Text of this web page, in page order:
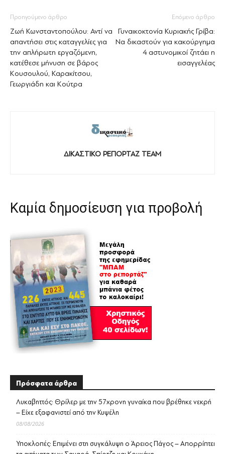
Προηγούμενο άρθρο
Ζωή Κωνσταντοπούλου: Αντί να
απαντήσει στις καταγγελίες για
την απλήρωτη εργαζόμενη,
κατέθεσε μήνυση σε βάρος
Κουσουλού, Καρακίτσου,
Γεωργιάδη και Κούτρα
Επόμενο άρθρο
Γυναικοκτονία Κυριακής Γρίβα:
Να δικαστούν για κακούργημα
4 αστυνομικοί ζητάει η
εισαγγελέας
ΔΙΚΑΣΤΙΚΟ ΡΕΠΟΡΤΑΖ TEAM
Καμία δημοσίευση για προβολή
Πρόσφατα άρθρα
Λυκαβηττός: Θρίλερ με την 57χρονη γυναίκα που βρέθηκε νεκρή
– Είχε εξαφανιστεί από την Κυψέλη
08/08/2026
Υποκλοπές: Επιμένει στη συγκάλυψη ο Άρειος Πάγος – Απορρίπτει